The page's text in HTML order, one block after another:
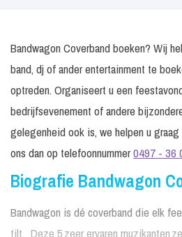
Bandwagon Coverband boeken? Wij
band, dj of ander entertainment te
optreden. Organiseert u een
bedrijfsevenement of andere
gelegenheid ook is, we helpen u
ons dan op telefoonnummer0497 - 36
Biografie Bandwagon
Bandwagon is dé coverband die elk
tilt. Deze 5 zeer ervaren muzikanten